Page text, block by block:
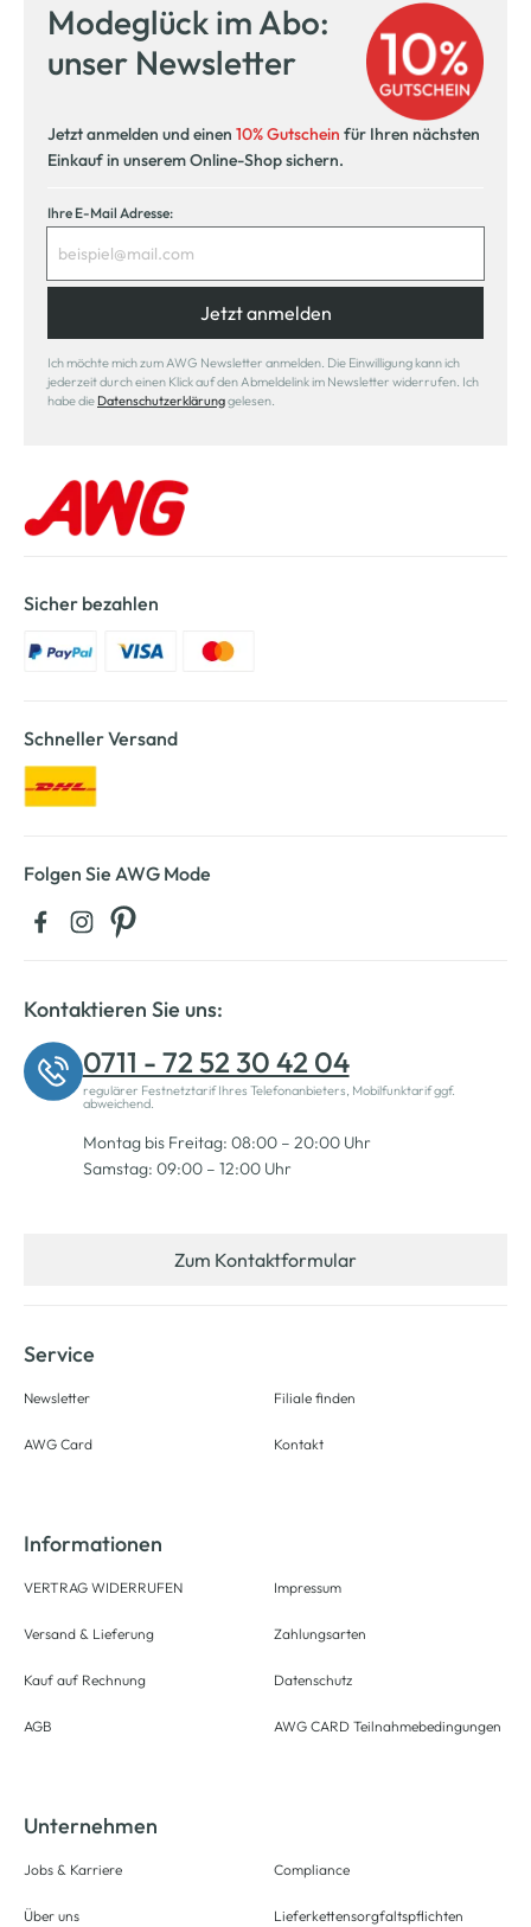
Modeglück im Abo:
unser Newsletter
Jetzt anmelden und einen 10% Gutschein für Ihren nächsten
Einkauf in unserem Online-Shop sichern.
Ihre E-Mail Adresse:
Jetzt anmelden
Ich möchte mich zum AWG Newsletter anmelden. Die Einwilligung kann ich
jederzeit durch einen Klick auf den Abmeldelink im Newsletter widerrufen. Ich
habe die Datenschutzerklärunggelesen.
Sicher bezahlen
Schneller Versand
Folgen Sie AWG Mode
Kontaktieren Sie uns:
0711 - 72 52 30 42 04
regulärer Festnetztarif Ihres Telefonanbieters, Mobilfunktarif ggf.
abweichend.
Montag bis Freitag: 08:00 – 20:00 Uhr
Samstag: 09:00 – 12:00 Uhr
Zum Kontaktformular
Service
Newsletter
AWG Card
Filiale finden
Kontakt
Informationen
VERTRAG WIDERRUFEN
Versand & Lieferung
Kauf auf Rechnung
AGB
Impressum
Zahlungsarten
Datenschutz
AWG CARD Teilnahmebedingungen
Unternehmen
Jobs & Karriere
Über uns
Compliance
Lieferkettensorgfaltspflichten